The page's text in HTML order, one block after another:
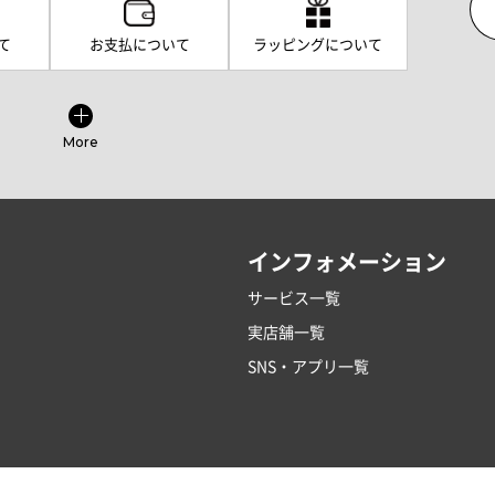
お支払について ラッピングについて
More
インフォメーション
サービス一覧
実店舗一覧
SNS・アプリ一覧